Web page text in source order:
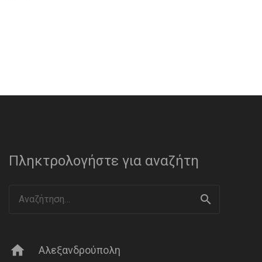
Πληκτρολογήστε για αναζήτη
Αναζήτηση
home Αλεξανδρούπολη